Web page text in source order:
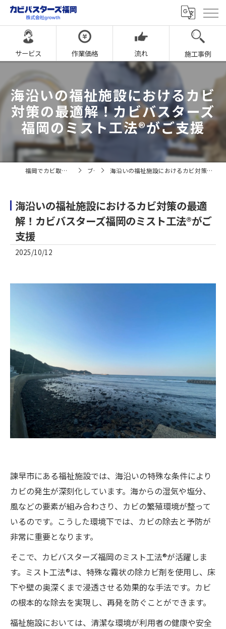
サービス 作業価格 流れ 施工事例
海沿いの福祉施設におけるカビ
対策の最適解！カビバスターズ
福岡のミスト工法®がご支援
福岡でカビ取りならカビバスターズ福岡 ブログ 海沿いの福祉施設におけるカビ対策の最適解！カビバスターズ福岡のミスト工法®がご支援
海沿いの福祉施設におけるカビ対策の最適
解！カビバスターズ福岡のミスト工法®がご
支援
2025/10/12
諫早市にある福祉施設では、海沿いの特殊な条件により
カビの発生が深刻化しています。海からの湿気や塩分、
風などの要素が組み合わさり、カビの繁殖環境が整って
いるのです。こうした環境下では、カビの除去と予防が
非常に重要となります。
そこで、カビバスターズ福岡のミスト工法®が活躍しま
す。ミスト工法®は、特殊な霧状の除カビ剤を使用し、床
下や壁の奥深くまで浸透させる効果的な手法です。カビ
の根本的な除去を実現し、再発を防ぐことができます。
福祉施設においては、清潔な環境が利用者の健康や安全